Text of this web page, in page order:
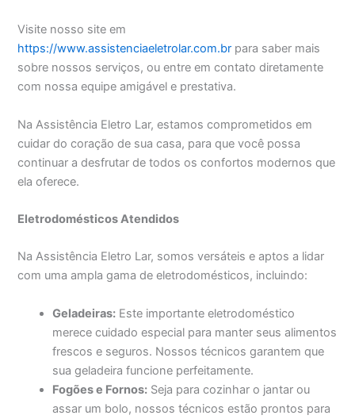
Visite nosso site em
https://www.assistenciaeletrolar.com.br para saber mais
sobre nossos serviços, ou entre em contato diretamente
com nossa equipe amigável e prestativa.
Na Assistência Eletro Lar, estamos comprometidos em
cuidar do coração de sua casa, para que você possa
continuar a desfrutar de todos os confortos modernos que
ela oferece.
Eletrodomésticos Atendidos
Na Assistência Eletro Lar, somos versáteis e aptos a lidar
com uma ampla gama de eletrodomésticos, incluindo:
Geladeiras: Este importante eletrodoméstico
merece cuidado especial para manter seus alimentos
frescos e seguros. Nossos técnicos garantem que
sua geladeira funcione perfeitamente.
Fogões e Fornos: Seja para cozinhar o jantar ou
assar um bolo, nossos técnicos estão prontos para